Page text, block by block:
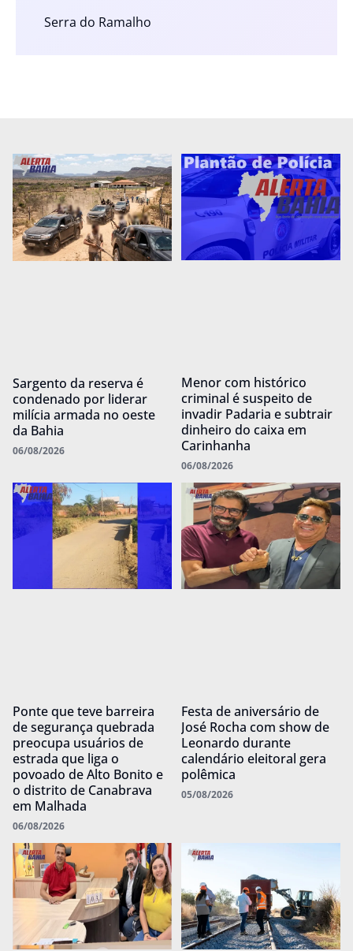
Serra do Ramalho
Sargento da reserva é
condenado por liderar
milícia armada no oeste
da Bahia
06/08/2026
Menor com histórico
criminal é suspeito de
invadir Padaria e subtrair
dinheiro do caixa em
Carinhanha
06/08/2026
Ponte que teve barreira
de segurança quebrada
preocupa usuários de
estrada que liga o
povoado de Alto Bonito e
o distrito de Canabrava
em Malhada
06/08/2026
Festa de aniversário de
José Rocha com show de
Leonardo durante
calendário eleitoral gera
polêmica
05/08/2026